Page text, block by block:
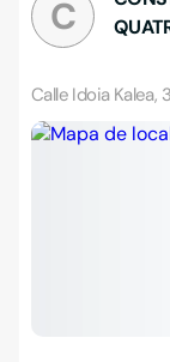
C
Calle Idoia Kalea,